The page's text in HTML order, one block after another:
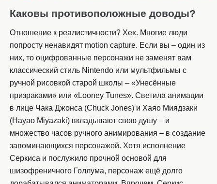
Каковы противоположные доводы?
Отношение к реалистичности? Хех. Многие люди
попросту ненавидят motion capture. Если вы – один из
них, то оцифрованные персонажи не заменят вам
классический стиль Nintendo или мультфильмы с
ручной рисовкой старой школы – «Унесённые
призраками» или «Looney Tunes». Светила анимации
в лице Чака Джонса (Chuck Jones) и Хаяо Миядзаки
(Hayao Miyazaki) вкладывают свою душу – и
множество часов ручного анимирования – в создание
запоминающихся персонажей. Хотя исполнение
Серкиса и послужило прочной основой для
шизофреничного Голлума, персонаж ещё долго